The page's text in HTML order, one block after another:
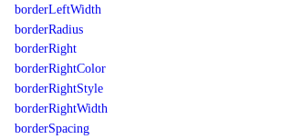
borderLeftWidth
borderRadius
borderRight
borderRightColor
borderRightStyle
borderRightWidth
borderSpacing